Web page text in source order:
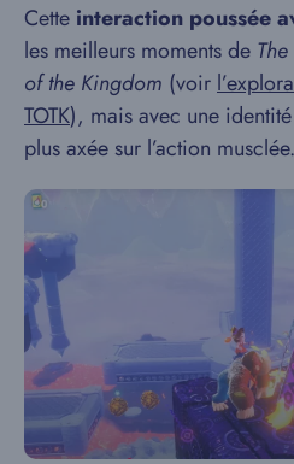
Cette interaction poussée
les meilleurs moments de
of the Kingdom (voir
TOTK), mais avec une
plus axée sur l’action musclée.